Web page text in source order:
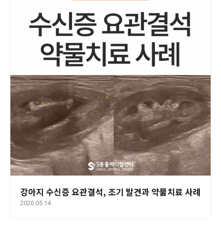
강아지 수신증 요관결석, 조기 발견과 약물치료 사례
2026.05.14